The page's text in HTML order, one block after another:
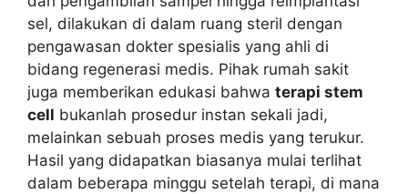
sel, dilakukan di dalam ruang steril dengan
pengawasan dokter spesialis yang ahli di
bidang regenerasi medis. Pihak rumah sakit
juga memberikan edukasi bahwa terapi stem
cell bukanlah prosedur instan sekali jadi,
melainkan sebuah proses medis yang terukur.
Hasil yang didapatkan biasanya mulai terlihat
dalam beberapa minggu setelah terapi, di mana